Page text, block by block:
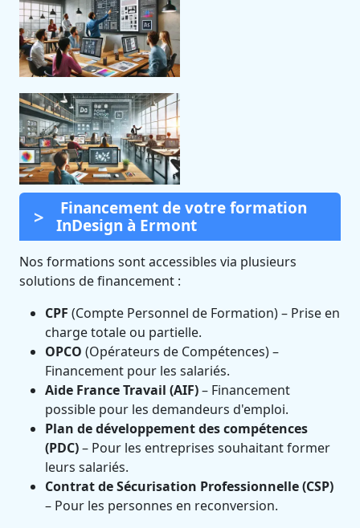
Financement de votre formation
InDesign à Ermont
Nos formations sont accessibles via plusieurs
solutions de financement :
CPF (Compte Personnel de Formation) – Prise en
charge totale ou partielle.
OPCO (Opérateurs de Compétences) –
Financement pour les salariés.
Aide France Travail (AIF)– Financement
possible pour les demandeurs d'emploi.
Plan de développement des compétences
(PDC)– Pour les entreprises souhaitant former
leurs salariés.
Contrat de Sécurisation Professionnelle (CSP)
– Pour les personnes en reconversion.